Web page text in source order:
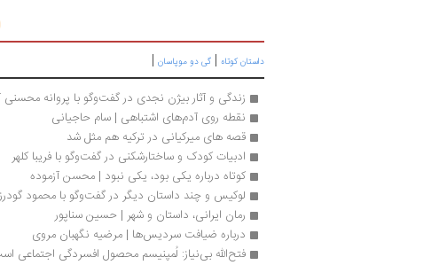
داستان کوتاه | گی دو موپاسان |
زندگی و آثار بیژن نجدی در گفت‌وگو با پروانه محسنی
نقطه روی آدم‌های اشتباهی | سام حاجیانی
قصه های میرکیانی در ترکیه هم مثل شد
ادبیات کودک و ساختارشکنی در گفت‌وگو با فریبا کلهر
کوتاه درباره یکی بود، یکی نبود | محسن آزموده
لوکیس و چند داستان دیگر در گفت‌وگو با محمود
رمان ایرانی، داستان و شهر | حسین سناپور
درباره ضیافت سردیس‌ها | مرضیه نگهبان مروی
فتح‌الله بی‌نیاز: لُمپنیسم محصول افسردگی اجتماعی